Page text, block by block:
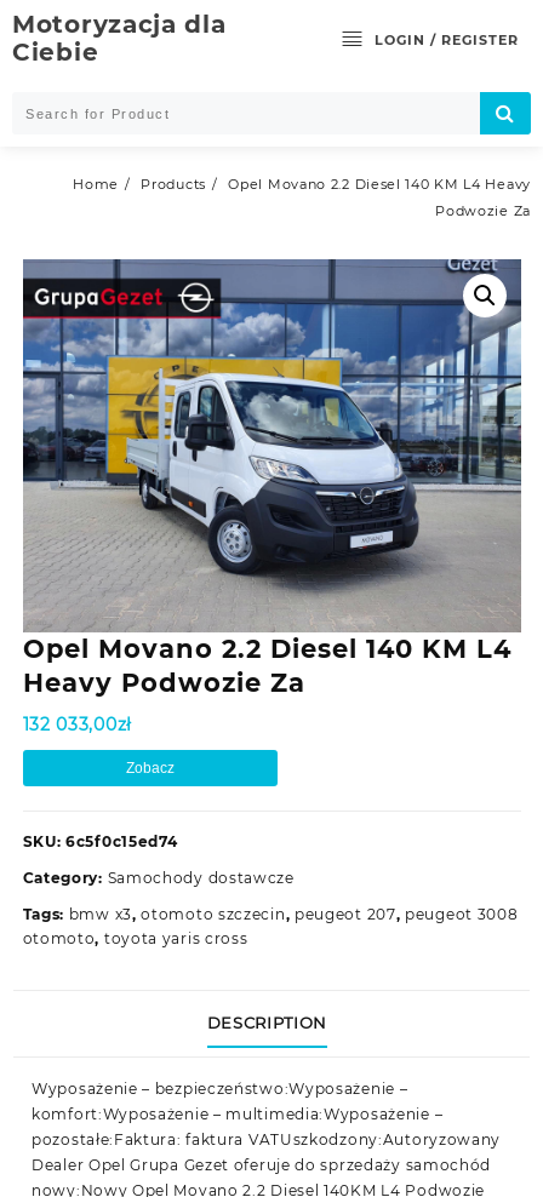
Skip
to
content
Motoryzacja dla
Ciebie
LOGIN / REGISTER
Home Products
Opel Movano 2.2 Diesel 140 KM L4 Heavy
Podwozie Za
Opel Movano 2.2 Diesel 140 KM L4
Heavy Podwozie Za
132 033,00zł
Zobacz
SKU: 6c5f0c15ed74
Category: Samochody dostawcze
Tags: bmw x3,otomoto szczecin, peugeot 207, peugeot 3008
otomoto, toyota yaris cross
DESCRIPTION
Wyposażenie – bezpieczeństwo:Wyposażenie –
komfort:Wyposażenie – multimedia:Wyposażenie –
pozostałe:Faktura: faktura VATUszkodzony:Autoryzowany
Dealer Opel Grupa Gezet oferuje do sprzedaży samochód
nowy:Nowy Opel Movano 2.2 Diesel 140KM L4 Podwozie